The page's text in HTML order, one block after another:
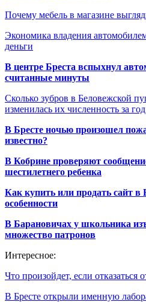
Почему мебель в магазине
Экономика владения
деньги
В центре Бреста вспыхнул
считанные минуты
Сколько зубров в Беловежской
изменилась их численность за год
В Бресте ночью произошел
известно?
В Кобрине проверяют
шестилетнего ребенка
Как купить или продать сайт в
особенности
В Барановичах у школьника
множество патронов
Интересное:
Что произойдет, если отказаться
В Бресте открыли именную